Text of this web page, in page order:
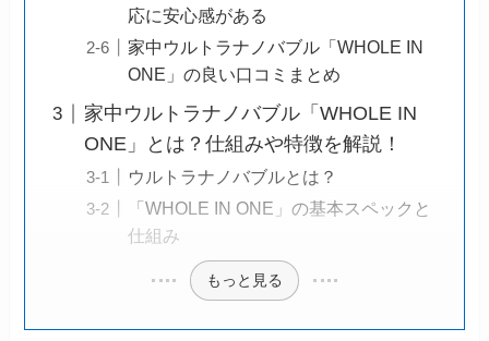
応に安心感がある
家中ウルトラナノバブル「WHOLE IN
ONE」の良い口コミまとめ
家中ウルトラナノバブル「WHOLE IN
ONE」とは？仕組みや特徴を解説！
ウルトラナノバブルとは？
「WHOLE IN ONE」の基本スペックと
仕組み
もっと見る